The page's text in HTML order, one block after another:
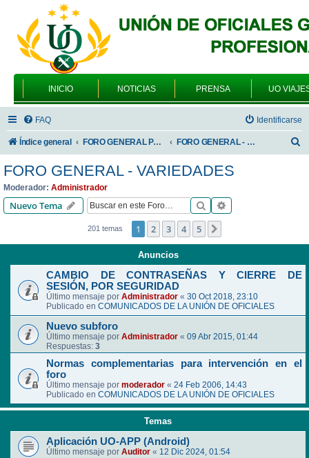
INICIO NOTICIAS PRENSA UO
FAQ Identificarse
Índice general FORO GENERAL PARA TODOS LOS USUARIOS FORO GENERAL - VARIEDADES
FORO GENERAL - VARIEDADES
Moderador: Administrador
Nuevo Tema Buscar
201 temas 1 2 3 4 5
Anuncios
CAMBIO DE CONTRASEÑAS Y CIERRE DE
SESIÓN, POR SEGURIDAD
Último mensaje por Administrador « 30 Oct 2018, 23:10
Publicado en COMUNICADOS DE LA UNIÓN DE OFICIALES
Nuevo subforo
Último mensaje por Administrador « 09 Abr 2015, 01:44
Respuestas: 3
Normas complementarias para intervención en el
foro
Último mensaje por moderador « 24 Feb 2006, 14:43
Publicado en COMUNICADOS DE LA UNIÓN DE OFICIALES
Temas
Aplicación UO-APP (Android)
Último mensaje por Auditor « 12 Dic 2024, 01:54